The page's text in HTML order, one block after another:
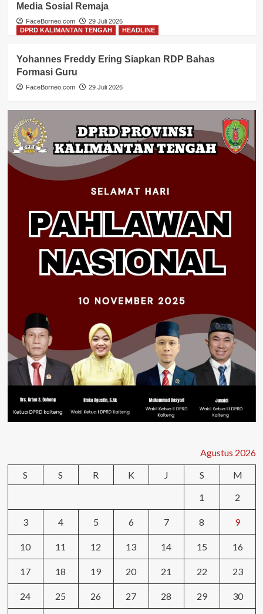
Media Sosial Remaja
FaceBorneo.com
29 Juli 2026
DPRD KALIMANTAN TENGAH
HEADLINE
Yohannes Freddy Ering Siapkan RDP Bahas
Formasi Guru
FaceBorneo.com 29 Juli 2026
Agustus 2026
S
S R K J S
M
1
2
3 4 5 6 7 8 9
10 11 12 13 14 15 16
17 18 19 20 21 22 23
24 25 26 27 28 29 30